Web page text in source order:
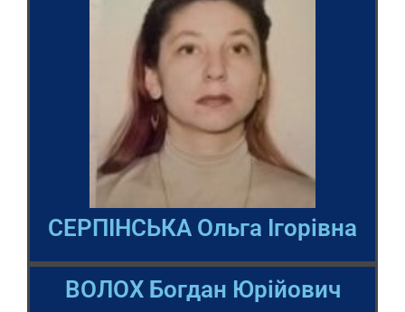
СЕРПІНСЬКА Ольга Ігорівна
ВОЛОХ Богдан Юрійович